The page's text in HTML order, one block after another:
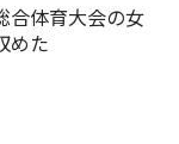
合体育大会の女
めた